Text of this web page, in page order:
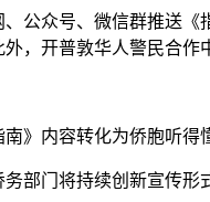
众号、微信群推送《
，开普敦华人警民合作
内容转化为侨胞听得
门将持续创新宣传形